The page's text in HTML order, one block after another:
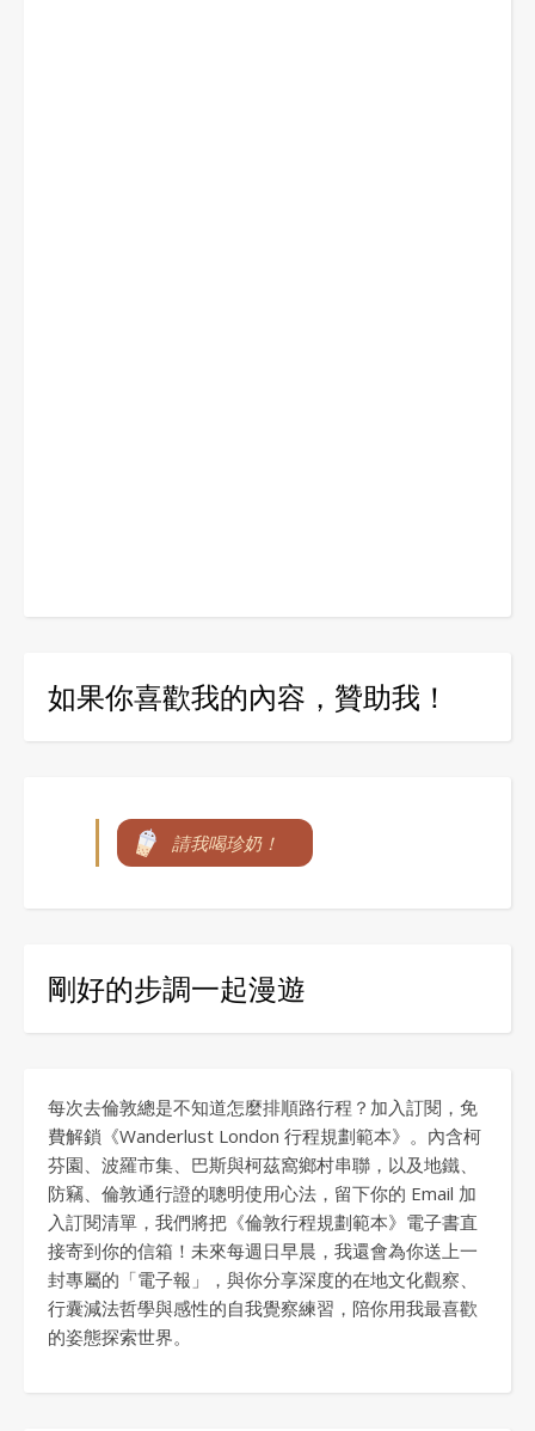
如果你喜歡我的內容，贊助我！
請我喝珍奶！
剛好的步調一起漫遊
每次去倫敦總是不知道怎麼排順路行程？加入訂閱，免
費解鎖《Wanderlust London 行程規劃範本》。內含柯
芬園、波羅市集、巴斯與柯茲窩鄉村串聯，以及地鐵、
防竊、倫敦通行證的聰明使用心法，留下你的 Email 加
入訂閱清單，我們將把《倫敦行程規劃範本》電子書直
接寄到你的信箱！未來每週日早晨，我還會為你送上一
封專屬的「電子報」，與你分享深度的在地文化觀察、
行囊減法哲學與感性的自我覺察練習，陪你用我最喜歡
的姿態探索世界。